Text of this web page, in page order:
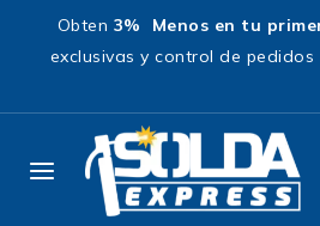
Obten 3% Menos en tu
exclusivas y control de pedidos